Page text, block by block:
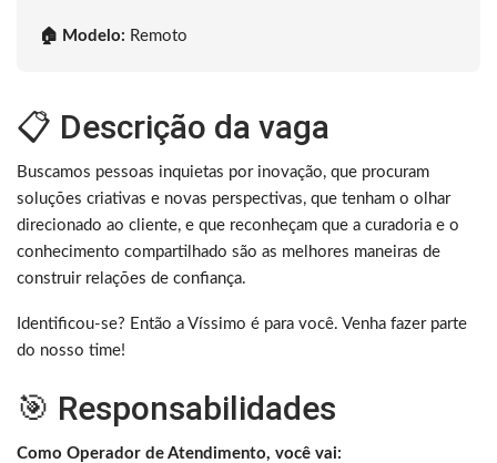
🏠 Modelo: Remoto
📋 Descrição da vaga
Buscamos pessoas inquietas por inovação, que procuram
soluções criativas e novas perspectivas, que tenham o olhar
direcionado ao cliente, e que reconheçam que a curadoria e o
conhecimento compartilhado são as melhores maneiras de
construir relações de confiança.
Identificou-se? Então a Víssimo é para você. Venha fazer parte
do nosso time!
🎯 Responsabilidades
Como Operador de Atendimento, você vai: